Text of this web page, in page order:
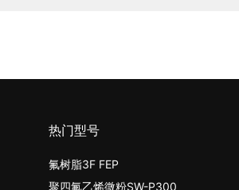
热门型号
氟树脂3F FEP
聚四氟乙烯微粉SW-P300